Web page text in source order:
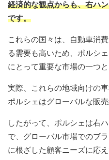
経済的な観点からも、右ハ
です。
これらの国々は、自動車消
る需要も高いため、ポルシ
にとって重要な市場の一つと
実際、これらの地域向けの
ポルシェはグローバルな販
したがって、ポルシェは右
で、グローバル市場でのブ
に根ざした顧客ニーズに応え